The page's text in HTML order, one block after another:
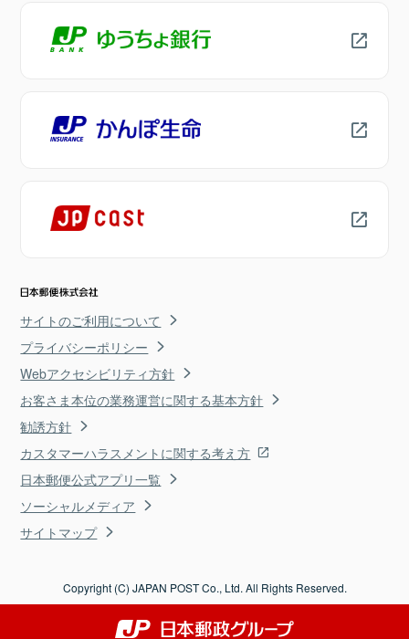
サイトのご利用について
プライバシーポリシー
Webアクセシビリティ方針
お客さま本位の業務運営に関する基本方針
勧誘方針
カスタマーハラスメントに関する考え方
日本郵便公式アプリ一覧
ソーシャルメディア
サイトマップ
Copyright (C) JAPAN POST Co., Ltd. All Rights Reserved.